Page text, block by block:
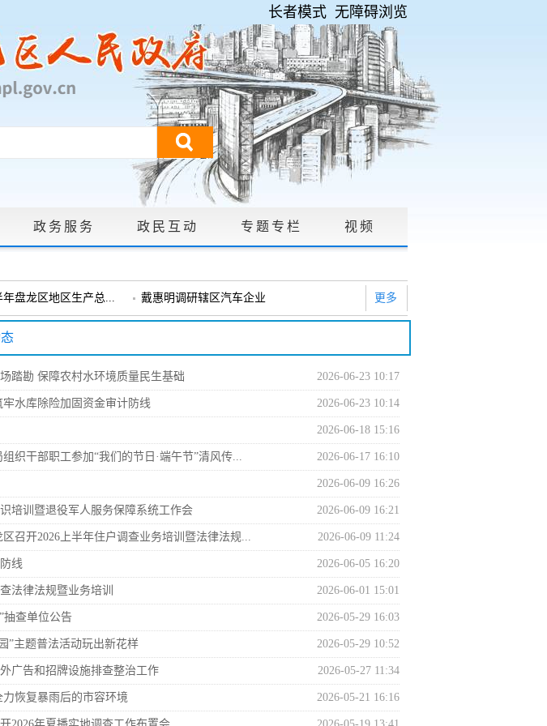
无障碍浏览
长者模式
政务服务 政民互动 专题专栏 视频
政府信息公开年报 政府信息依申请公开 |
年盘龙区地区生产总... 戴惠明调研辖区汽车企业
道 盘龙区委2026年度巡察工作会暨十三届...
商会一行座谈 区广电局组织开展全区应急广播管理使...
更多
2026-06-23 10:17
踏勘 保障农村水环境质量民生基础
2026-06-23 10:14
水库除险加固资金审计防线
2026-06-18 15:16
2026-06-17 16:10
干部职工参加“我们的节日·端午节”清风传...
2026-06-09 16:26
2026-06-09 16:21
培训暨退役军人服务保障系统工作会
2026-06-09 11:24
召开2026上半年住户调查业务培训暨法律法规...
2026-06-05 16:20
线
2026-06-01 15:01
法律法规暨业务培训
2026-05-29 16:03
抽查单位公告
2026-05-29 10:52
”主题普法活动玩出新花样
2026-05-27 11:34
广告和招牌设施排查整治工作
2026-05-21 16:16
恢复暴雨后的市容环境